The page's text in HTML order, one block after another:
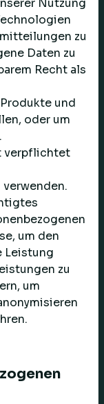
Nutzung
zu
Daten zu
Recht als
und
oder um
verpflichtet
um den
Leistung
zu
um